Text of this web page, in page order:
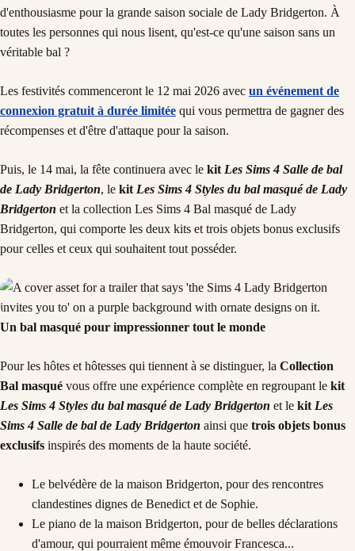
d'enthousiasme pour la grande saison sociale de Lady Bridgerton. À
toutes les personnes qui nous lisent, qu'est-ce qu'une saison sans un
véritable bal ?
Les festivités commenceront le 12 mai 2026 avec un événement de
connexion gratuit à durée limitée qui vous permettra de gagner des
récompenses et d'être d'attaque pour la saison.
Puis, le 14 mai, la fête continuera avec le kit Les Sims 4 Salle de bal
de Lady Bridgerton, le kit Les Sims 4 Styles du bal masqué de Lady
Bridgerton et la collection Les Sims 4 Bal masqué de Lady
Bridgerton, qui comporte les deux kits et trois objets bonus exclusifs
pour celles et ceux qui souhaitent tout posséder.
Un bal masqué pour impressionner tout le monde
Pour les hôtes et hôtesses qui tiennent à se distinguer, la Collection
Bal masqué vous offre une expérience complète en regroupant le kit
Les Sims 4 Styles du bal masqué de Lady Bridgerton et le kit Les
Sims 4 Salle de bal de Lady Bridgerton ainsi que trois objets bonus
exclusifs inspirés des moments de la haute société.
Le belvédère de la maison Bridgerton, pour des rencontres
clandestines dignes de Benedict et de Sophie.
Le piano de la maison Bridgerton, pour de belles déclarations
d'amour, qui pourraient même émouvoir Francesca...